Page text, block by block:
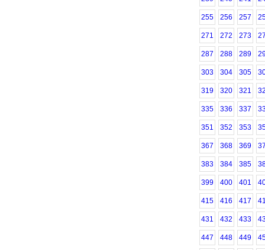
255 256 257
271 272 273
287 288 289
303 304 305
319 320 321
335 336 337
351 352 353
367 368 369
383 384 385
399 400 401
415 416 417
431 432 433
447 448 449